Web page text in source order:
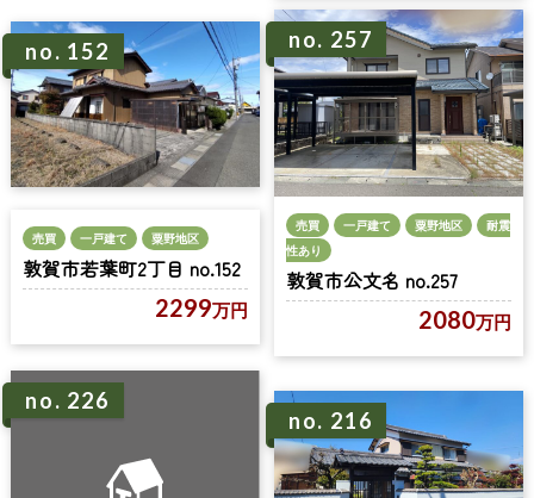
no. 152
売買 一戸建て 粟野地区
敦賀市若葉町2丁目 no.152
2299万円
no. 257
売買 一戸建て 粟野地区
耐震
性あり
敦賀市公文名 no.257
2080万円
no. 226
no. 216